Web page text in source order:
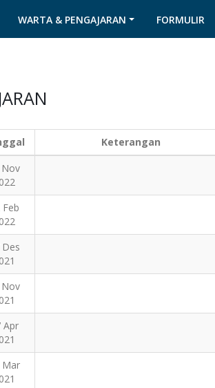
WARTA & PENGAJARAN FORMULIR
Keterangan
Feb
Des
Apr
Mar